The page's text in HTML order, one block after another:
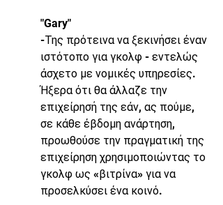
"Gary"
-Της πρότεινα να ξεκινήσει έναν
ιστότοπο για γκολφ - εντελώς
άσχετο με νομικές υπηρεσίες.
Ήξερα ότι θα άλλαζε την
επιχείρησή της εάν, ας πούμε,
σε κάθε έβδομη ανάρτηση,
προωθούσε την πραγματική της
επιχείρηση χρησιμοποιώντας το
γκολφ ως «βιτρίνα» για να
προσελκύσει ένα κοινό.